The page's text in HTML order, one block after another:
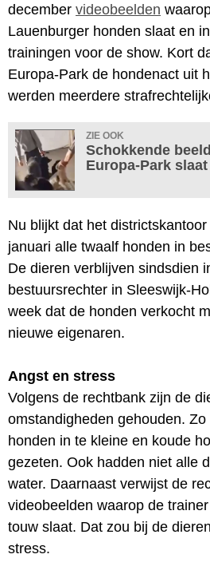
december videobeelden
Lauenburger honden slaat en
trainingen voor de show. Kort
Europa-Park de hondenact uit
werden meerdere
ZIE OOK
Schokkende
Europa-Park
Nu blijkt dat het
januari alle twaalf honden in
De dieren verblijven sindsdien
bestuursrechter in Sleeswijk-
week dat de honden verkocht
nieuwe eigenaren.
Angst en stress
Volgens de rechtbank zijn de
omstandigheden gehouden.
honden in te kleine en koude
gezeten. Ook hadden niet alle
water. Daarnaast verwijst de
videobeelden waarop de
touw slaat. Dat zou bij de
stress.